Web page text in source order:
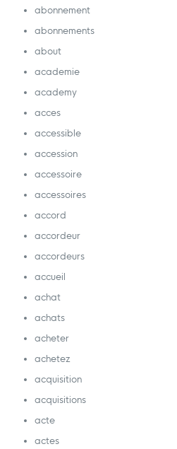
abonnement
abonnements
about
academie
academy
acces
accessible
accession
accessoire
accessoires
accord
accordeur
accordeurs
accueil
achat
achats
acheter
achetez
acquisition
acquisitions
acte
actes